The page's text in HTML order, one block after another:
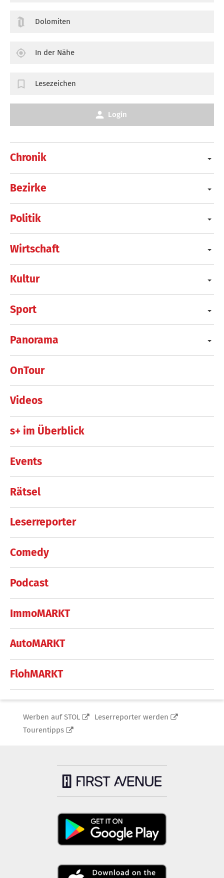
Chronik
Bezirke
Politik
Wirtschaft
Kultur
Sport
Panorama
OnTour
Videos
s+ im Überblick
Events
Rätsel
Leserreporter
Comedy
Podcast
ImmoMARKT
AutoMARKT
FlohMARKT
Dolomiten
In der Nähe
Lesezeichen
Login
Werben auf STOL
Leserreporter werden
Tourentipps